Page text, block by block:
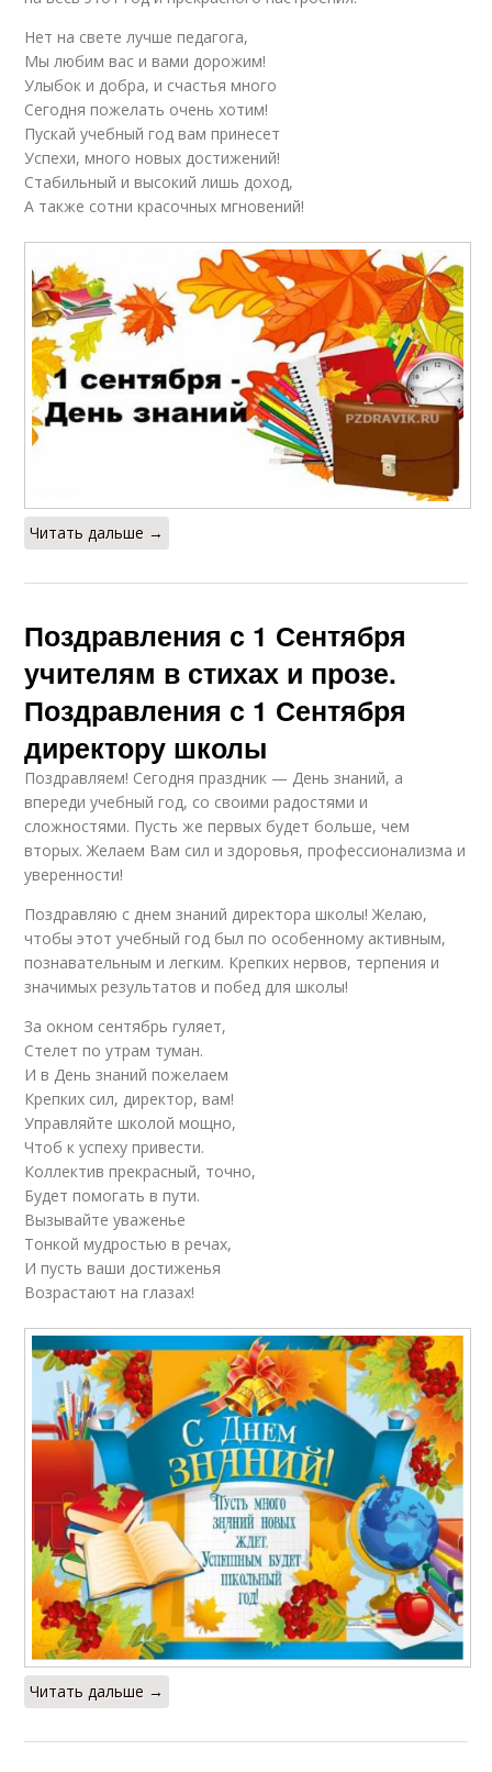
Нет на свете лучше педагога,
Мы любим вас и вами дорожим!
Улыбок и добра, и счастья много
Сегодня пожелать очень хотим!
Пускай учебный год вам принесет
Успехи, много новых достижений!
Стабильный и высокий лишь доход,
А также сотни красочных мгновений!
Читать дальше →
Поздравления с 1 Сентября
учителям в стихах и прозе.
Поздравления с 1 Сентября
директору школы
Поздравляем! Сегодня праздник — День знаний, а
впереди учебный год, со своими радостями и
сложностями. Пусть же первых будет больше, чем
вторых. Желаем Вам сил и здоровья, профессионализма и
уверенности!
Поздравляю с днем знаний директора школы! Желаю,
чтобы этот учебный год был по особенному активным,
познавательным и легким. Крепких нервов, терпения и
значимых результатов и побед для школы!
За окном сентябрь гуляет,
Стелет по утрам туман.
И в День знаний пожелаем
Крепких сил, директор, вам!
Управляйте школой мощно,
Чтоб к успеху привести.
Коллектив прекрасный, точно,
Будет помогать в пути.
Вызывайте уваженье
Тонкой мудростью в речах,
И пусть ваши достиженья
Возрастают на глазах!
Читать дальше →